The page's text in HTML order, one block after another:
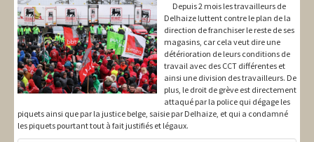
Depuis 2 mois les travailleurs de
Delhaize luttent contre le plan de la
direction de franchiser le reste de ses
magasins, car cela veut dire une
détérioration de leurs conditions de
travail avec des CCT différentes et
ainsi une division des travailleurs. De
plus, le droit de grève est directement
attaqué par la police qui dégage les
piquets ainsi que par la justice belge, saisie par Delhaize, et qui a condamné
les piquets pourtant tout à fait justifiés et légaux.